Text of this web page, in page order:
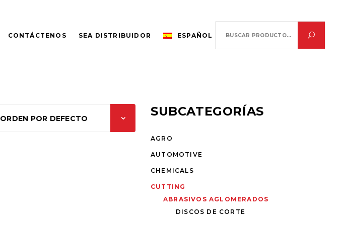
CONTÁCTENOS SEA DISTRIBUIDOR ESPAÑOL
ORDEN POR DEFECTO SUBCATEGORÍAS
AGRO
AUTOMOTIVE
CHEMICALS
CUTTING
ABRASIVOS AGLOMERADOS
DISCOS DE CORTE